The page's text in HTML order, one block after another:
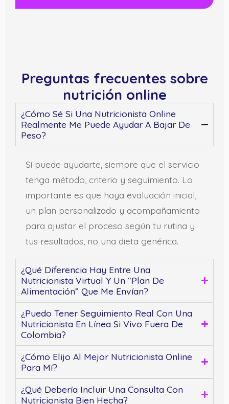
Preguntas frecuentes sobre
nutrición online
¿Cómo Sé Si Una Nutricionista Online
Realmente Me Puede Ayudar A Bajar De
Peso?
Sí puede ayudarte, siempre que el servicio
tenga método, criterio y seguimiento. Lo
importante es que haya evaluación inicial,
un plan personalizado y acompañamiento
para ajustar el proceso según tu rutina y
tus resultados, no una dieta genérica.
¿Qué Diferencia Hay Entre Una
Nutricionista Virtual Y Un “plan De
Alimentación” Que Me Envían?
¿Puedo Tener Seguimiento Real Con Una
Nutricionista En Línea Si Vivo Fuera De
Colombia?
¿Cómo Elijo Al Mejor Nutricionista Online
Para Mí?
¿Qué Debería Incluir Una Consulta Con
Nutricionista Bien Hecha?